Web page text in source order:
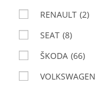
RENAULT (2)
SEAT (8)
ŠKODA (66)
VOLKSWAGEN